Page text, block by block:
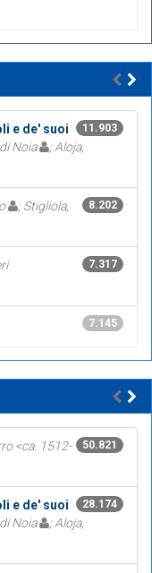
11.903
e de' suoi
Noia
; Aloja,
8.202
; Stigliola,
7.317
7.145
50.821
<ca. 1512-
28.174
e de' suoi
Noia
; Aloja,